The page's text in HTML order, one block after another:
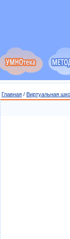
Главная / Виртуальная